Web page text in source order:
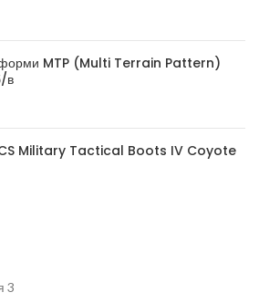
форми MTP (Multi Terrain Pattern)
в
CS Military Tactical Boots IV Coyote
3